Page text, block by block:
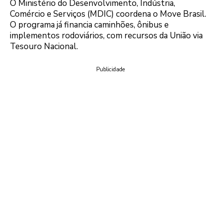
O Ministério do Desenvolvimento, Indústria,
Comércio e Serviços (MDIC) coordena o Move Brasil.
O programa já financia caminhões, ônibus e
implementos rodoviários, com recursos da União via
Tesouro Nacional.
Publicidade